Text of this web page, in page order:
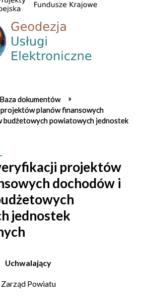
Baza dokumentów
planów finansowych
budżetowych powiatowych jednostek
projektów
dochodów i
jednostek
Uchwalający
Zarząd Powiatu